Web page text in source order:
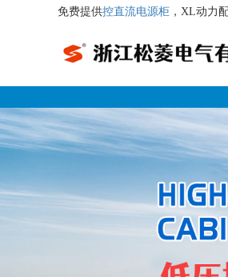
免费提供控直流电源柜 ，XL动力